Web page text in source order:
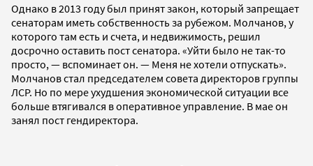
Однако в 2013 году был принят закон, который запрещает
сенаторам иметь собственность за рубежом. Молчанов, у
которого там есть и счета, и недвижимость, решил
досрочно оставить пост сенатора. «Уйти было не так-то
просто, — вспоминает он. — Меня не хотели отпускать».
Молчанов стал председателем совета директоров группы
ЛСР. Но по мере ухудшения экономической ситуации все
больше втягивался в оперативное управление. В мае он
занял пост гендиректора.